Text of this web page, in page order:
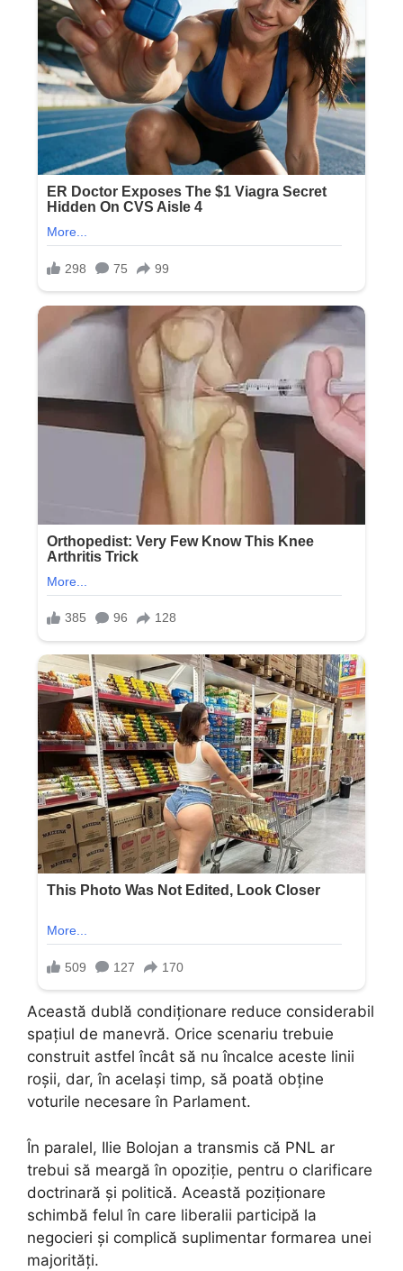
Această dublă condiționare reduce considerabil
spațiul de manevră. Orice scenariu trebuie
construit astfel încât să nu încalce aceste linii
roșii, dar, în același timp, să poată obține
voturile necesare în Parlament.
În paralel, Ilie Bolojan a transmis că PNL ar
trebui să meargă în opoziție, pentru o clarificare
doctrinară și politică. Această poziționare
schimbă felul în care liberalii participă la
negocieri și complică suplimentar formarea unei
majorități.